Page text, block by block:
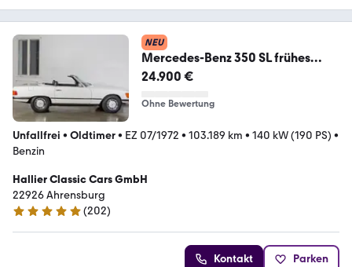
NEU
Mercedes-Benz 350 SL frühes
schönes Modell mit wenig KM !
24.900 €
Ohne Bewertung
Unfallfrei • Oldtimer• EZ 07/1972 • 103.189 km • 140 kW (190 PS) •
Benzin
Hallier Classic Cars GmbH
22926 Ahrensburg
4.9 Sterne
(202)
Kontakt Parken